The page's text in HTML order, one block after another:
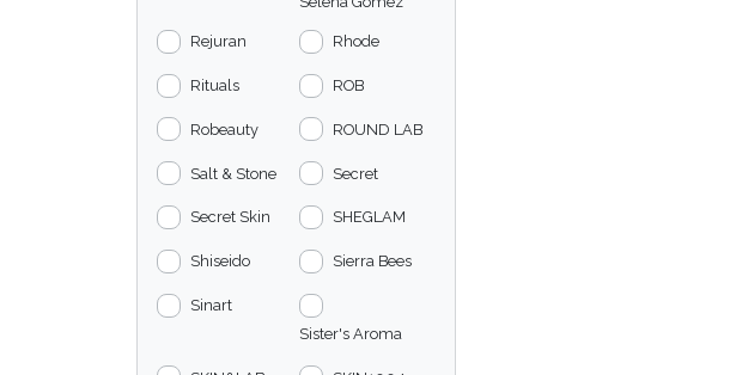
Rejuran Rhode
Rituals ROB
Robeauty ROUND LAB
Salt & Stone Secret
Secret Skin SHEGLAM
Shiseido Sierra Bees
Sinart
Sister's Aroma